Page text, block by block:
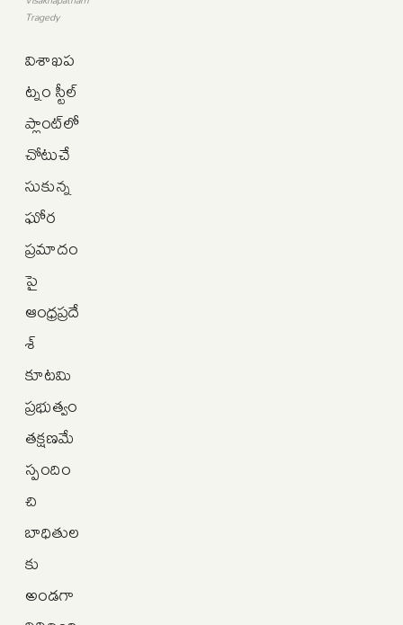
Tragedy
విశాఖప
ట్నం స్టీల్
ప్లాంట్‌లో
చోటుచే
సుకున్న
ఘోర
ప్రమాదం
పై
ఆంధ్రప్రదే
శ్
కూటమి
ప్రభుత్వం
తక్షణమే
స్పందిం
చి
బాధితుల
కు
అండగా